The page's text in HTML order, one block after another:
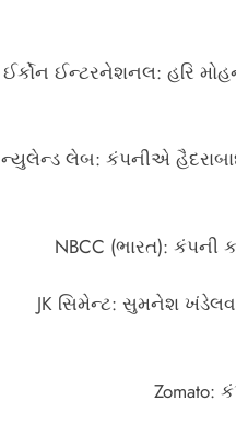
ઈર્કોન ઈન્ટરનેશનલ: હરિ
ન્યુલેન્ડ લેબ: કંપનીએ
NBCC (ભારત):
JK સિમેન્ટ: સુમનેશ
Zomato: